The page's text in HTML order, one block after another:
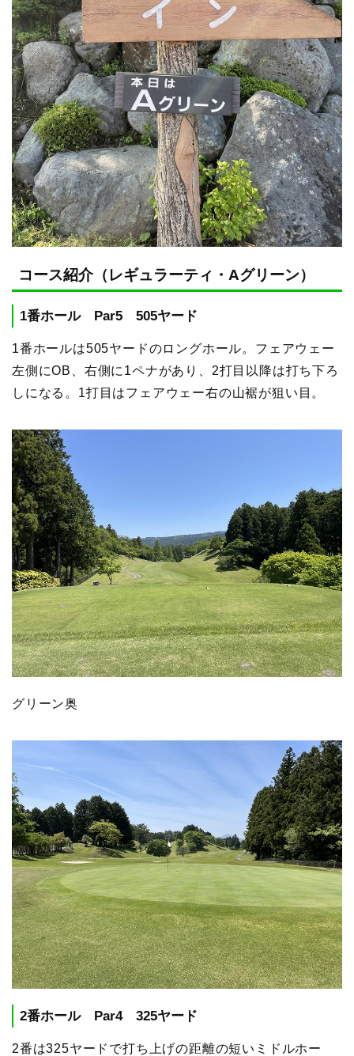
コース紹介（レギュラーティ・Aグリーン）
1番ホール Par5 505ヤード
1番ホールは505ヤードのロングホール。フェアウェー
左側にOB、右側に1ペナがあり、2打目以降は打ち下ろ
しになる。1打目はフェアウェー右の山裾が狙い目。
グリーン奥
2番ホール Par4 325ヤード
2番は325ヤードで打ち上げの距離の短いミドルホー